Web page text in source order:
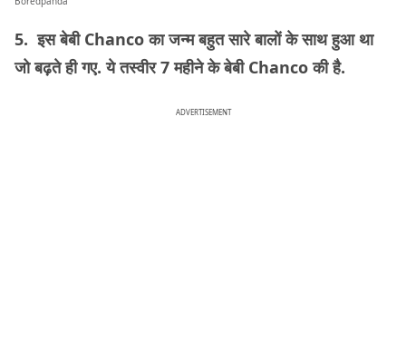
5. इस बेबी Chanco का जन्म बहुत सारे बालों के साथ हुआ था
जो बढ़ते ही गए. ये तस्वीर 7 महीने के बेबी Chanco की है.
ADVERTISEMENT